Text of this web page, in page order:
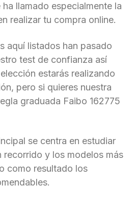
llamado especialmente la
realizar tu compra online.
aquí listados han pasado
test de confianza así
estarás realizando
pero si quieres nuestra
graduada Faibo 162775
se centra en estudiar
recorrido y los modelos más
como resultado los